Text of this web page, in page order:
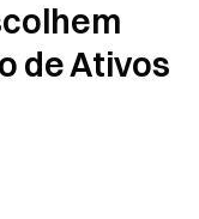
de Ativos